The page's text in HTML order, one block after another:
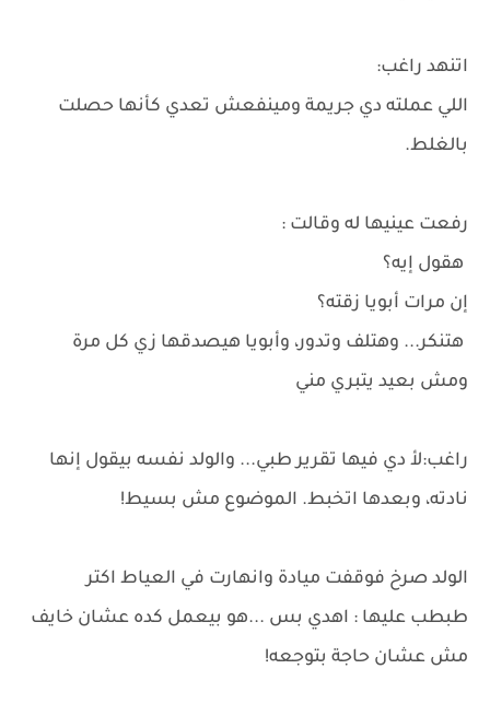
اتنهد راغب:
اللي عملته دي جريمة ومينفعش تعدي كأنها حصلت
بالغلط.
رفعت عينيها له وقالت :
هقول إيه؟
إن مرات أبويا زقته؟
هتنكر... وهتلف وتدور، وأبويا هيصدقها زي كل مرة
ومش بعيد يتبري مني
راغب:لأ دي فيها تقرير طبي... والولد نفسه بيقول إنها
نادته، وبعدها اتخبط. الموضوع مش بسيط!
الولد صرخ فوقفت ميادة وانهارت في العياط اكتر
طبطب عليها : اهدي بس ...هو بيعمل كده عشان خايف
مش عشان حاجة بتوجعه!